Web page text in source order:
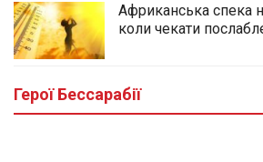
Африканська спека
коли чекати
Герої Бессарабії
У центральному сквері
облаштовують Алею Слави
Героїв громади
03.08.2026